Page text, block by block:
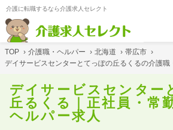
介護に転職するなら介護求人セレクト
TOP › 介護職・ヘルパー › 北海道 › 帯広市 ›
デイサービスセンターとてっぽの丘るくるの介護職
デイサービスセンター
丘るくる｜正社員・常
ヘルパー求人